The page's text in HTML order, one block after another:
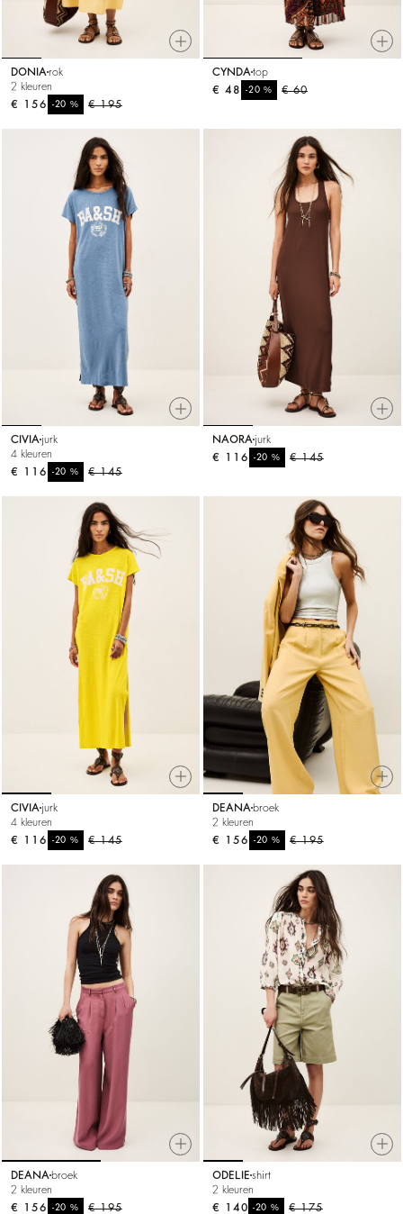
DONIA rok
2 kleuren
€ 195
-20%
€ 156
CYNDA top
€ 60
-20%
€ 48
CIVIA jurk
4 kleuren
€ 145
-20%
€ 116
NAORA jurk
€ 145
-20%
€ 116
CIVIA jurk
4 kleuren
€ 145
-20%
€ 116
DEANA broek
2 kleuren
€ 195
-20%
€ 156
DEANA broek
2 kleuren
€ 195
-20%
€ 156
ODELIE shirt
2 kleuren
€ 175
-20%
€ 140